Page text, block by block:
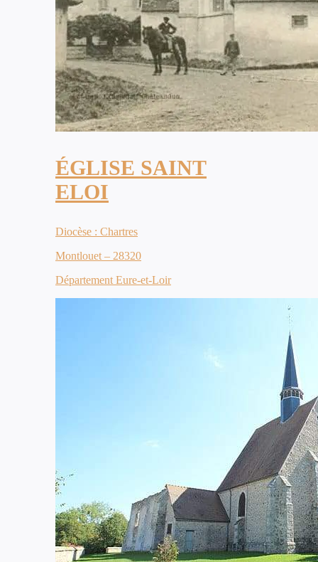
ÉGLISE SAINT
ELOI
Diocèse : Chartres
Montlouet – 28320
Département Eure-et-Loir